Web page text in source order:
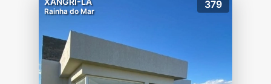
Rainha do Mar
379